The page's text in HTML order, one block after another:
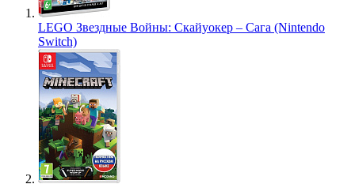
LEGO Звездные Войны: Скайуокер – Сага (Nintendo
Switch)